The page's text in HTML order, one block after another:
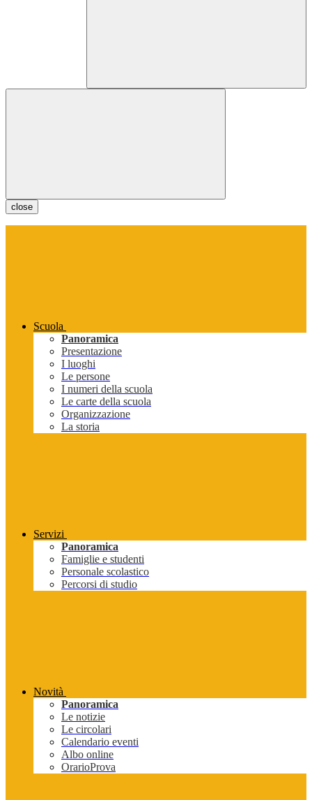
close
Scuola
Panoramica
Presentazione
I luoghi
Le persone
I numeri della scuola
Le carte della scuola
Organizzazione
La storia
Servizi
Panoramica
Famiglie e studenti
Personale scolastico
Percorsi di studio
Novità
Panoramica
Le notizie
Le circolari
Calendario eventi
Albo online
OrarioProva